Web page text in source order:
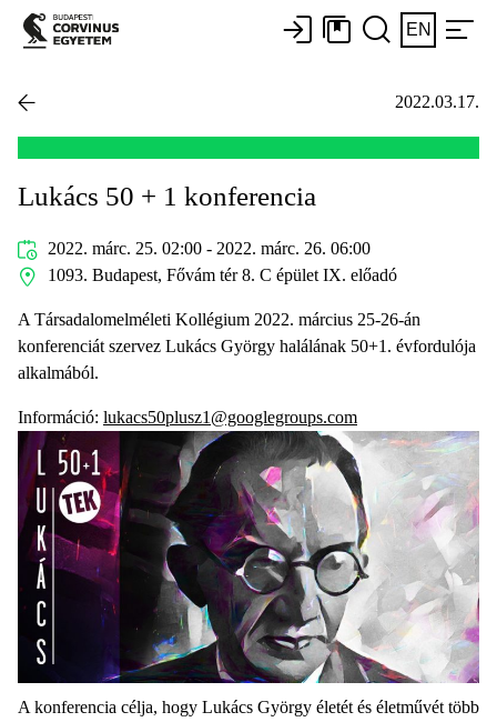
EN
2022.03.17.
Lukács 50 + 1 konferencia
2022. márc. 25. 02:00 - 2022. márc. 26. 06:00
1093. Budapest, Fővám tér 8. C épület IX. előadó
A Társadalomelméleti Kollégium 2022. március 25-26-án
konferenciát szervez Lukács György halálának 50+1. évfordulója
alkalmából.
Információ: lukacs50plusz1@googlegroups.com
A konferencia célja, hogy Lukács György életét és életművét több